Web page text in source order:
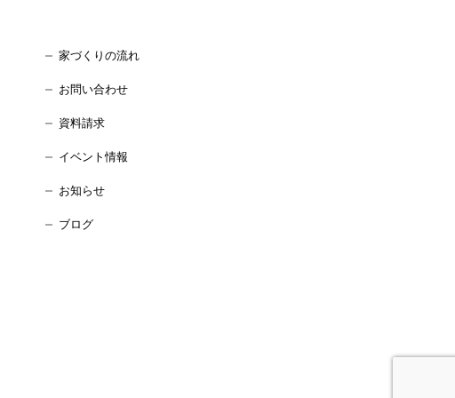
家づくりの流れ
お問い合わせ
資料請求
イベント情報
お知らせ
ブログ